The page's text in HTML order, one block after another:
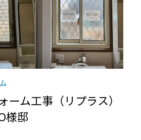
ーム工事（リプラス）
様邸